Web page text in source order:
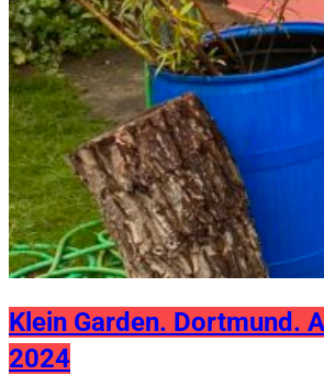
Klein Garden. Dortmund.
2024